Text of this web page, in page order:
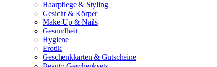
Haarpflege & Styling
Gesicht & Körper
Make-Up & Nails
Gesundheit
Hygiene
Erotik
Geschenkkarten & Gutscheine